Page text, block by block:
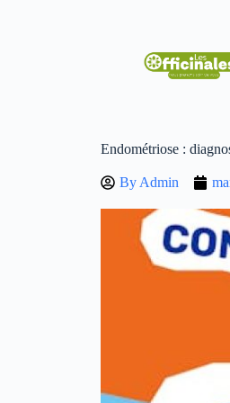
Endométriose :
By Admin